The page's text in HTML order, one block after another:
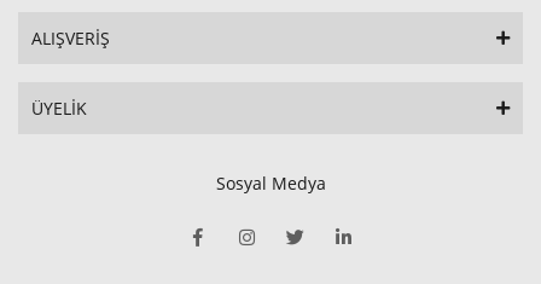
ALIŞVERİŞ
ÜYELİK
Sosyal Medya